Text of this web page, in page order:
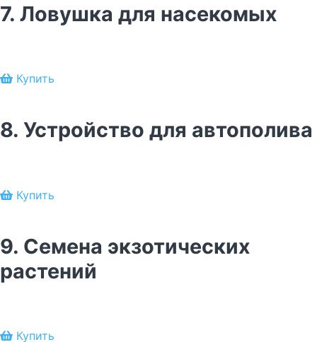
7. Ловушка для насекомых
Купить
8. Устройство для автополива
Купить
9. Семена экзотических
растений
Купить